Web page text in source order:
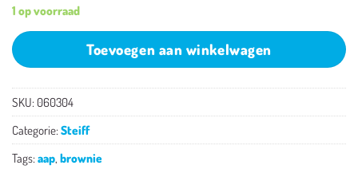
1 op voorraad
Toevoegen aan winkelwagen
SKU: 060304
Categorie: Steiff
Tags: aap, brownie